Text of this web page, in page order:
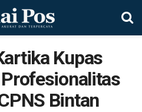
Kupas
Bintan